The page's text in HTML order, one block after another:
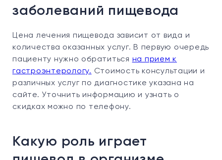
заболеваний пищевода
Цена лечения пищевода зависит от вида и
количества оказанных услуг. В первую очередь
пациенту нужно обратиться на прием к
гастроэнтерологу. Стоимость консультации и
различных услуг по диагностике указана на
сайте. Уточнить информацию и узнать о
скидках можно по телефону.
Какую роль играет